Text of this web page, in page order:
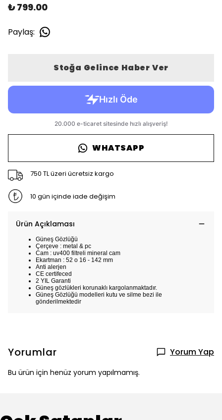
₺ 799.00
Paylaş:
Stoğa Gelince Haber Ver
WHATSAPP
750 TL üzeri ücretsiz kargo
10 gün içinde iade değişim
Ürün Açıklaması
Güneş Gözlüğü
Çerçeve : metal & pc
Cam : uv400 filtreli mineral cam
Ekartman : 52 o 16 - 142 mm
Anti alerjen
CE certifeced
2 YIL Garanti
Güneş gözlükleri korunaklı kargolanmaktadır.
Güneş Gözlüğü modelleri kutu ve silme bezi ile
gönderilmektedir
Yorumlar Yorum Yap
Bu ürün için henüz yorum yapılmamış.